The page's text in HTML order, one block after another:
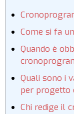
Come si fa
Quando è
Quali sono i
per progetto
Chi redige il